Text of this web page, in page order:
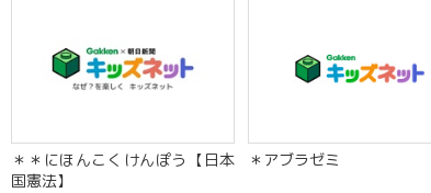
＊＊にほんこくけんぽう【日本
国憲法】
＊アブラゼミ